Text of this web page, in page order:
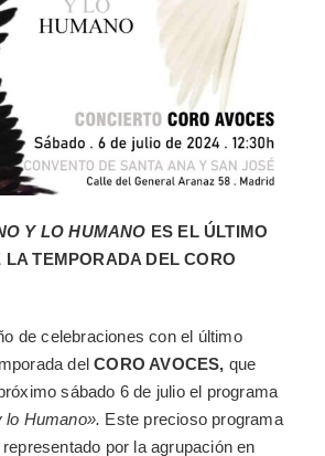
Y LO HUMANO ES EL ÚLTIMO
LA TEMPORADA DEL CORO
de celebraciones con el último
delCORO AVOCES, que
sábado 6 de julio el programa
lo Humano». Este precioso programa
por la agrupación en